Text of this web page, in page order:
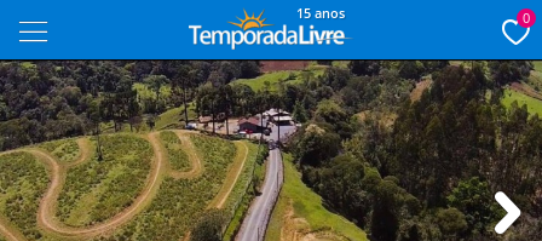
15 anos 0